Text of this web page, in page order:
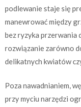
podlewanie staje się
manewrować między
bez ryzyka przerwania
rozwiązanie zarówno
delikatnych kwiatów
Poza nawadnianiem,
przy myciu narzędzi